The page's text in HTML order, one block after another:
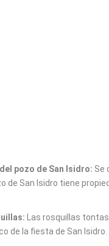
pozo de San Isidro: Se
de San Isidro tiene
Las rosquillas
de la fiesta de San Isidro.